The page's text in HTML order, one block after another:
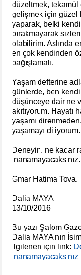
düzeltmek, tekamül
gelişmek için güzel
yaparak, belki
bırakmayarak
olabilirim. Aslında
en çok kendinden
bağışlamalı.
Yaşam defterine
günlerde, ben
düşünceye dair ne
akıtıyorum.
yaşamı
yaşamayı diliyorum.
Deneyin, ne kadar
inanamayacaksınız.
Gmar Hatima Tova.
Dalia MAYA
13/10/2016
Bu yazı Şalom
Dalia MAYA’nın
İlgilenen için link:
inanamayacaksınız